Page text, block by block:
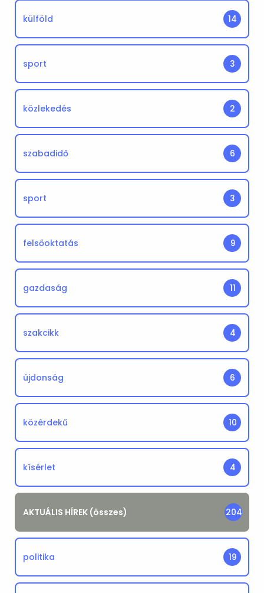
külföld 14
sport 3
közlekedés 2
szabadidő 6
sport 3
felsőoktatás 9
gazdaság 11
szakcikk 4
újdonság 6
közérdekű 10
kísérlet 4
AKTUÁLIS HÍREK (összes) 204
politika 19